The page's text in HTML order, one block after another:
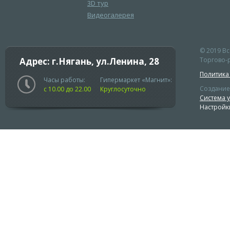
3D тур
Видеогалерея
Адрес: г.Нягань, ул.Ленина, 28
Часы работы:
с 10.00 до 22.00
Гипермаркет «Магнит»:
Круглосуточно
© 2019
Торгово-
Система